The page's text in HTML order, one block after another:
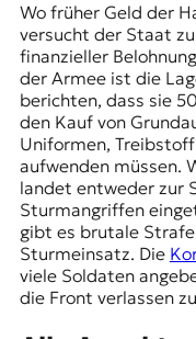
Wo früher Geld der
versucht der Staat
finanzieller
der Armee ist die
berichten, dass sie
den Kauf von
Uniformen,
aufwenden müssen.
landet entweder zur
Sturmangriffen
gibt es brutale
Sturmeinsatz. Die
viele Soldaten
die Front verlassen